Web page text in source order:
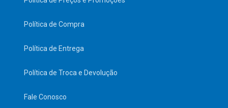
Política de Compra
Política de Entrega
Política de Troca e Devolução
Fale Conosco